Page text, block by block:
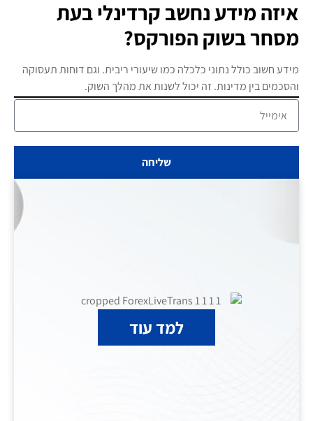
שליחה
למד עוד
איזה מידע נחשב קרדינלי בעת
מסחר בשוק הפורקס?
מידע חשוב כולל נתוני כלכלה כמו שיעורי ריבית. וגם דוחות תעסוקה
והסכמים בין מדינות. זה יכול לשנות את מהלך השוק.